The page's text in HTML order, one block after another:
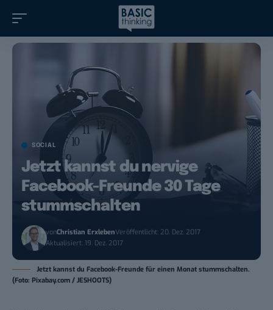
SOCIAL
Jetzt kannst du nervige
Facebook-Freunde 30 Tage
stummschalten
vonChristian ErxlebenVeröffentlicht: 20. Dez. 2017
Aktualisiert: 19. Dez. 2017
Jetzt kannst du Facebook-Freunde für einen Monat stummschalten.
(Foto: Pixabay.com / JESHOOTS)